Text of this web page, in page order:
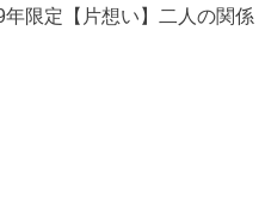
限定【片想い】二人の関係